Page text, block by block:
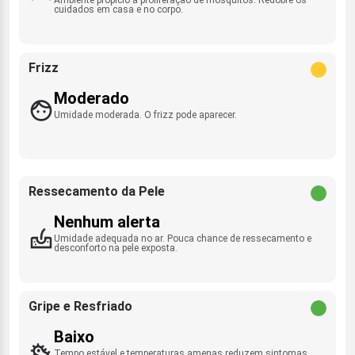
cuidados em casa e no corpo.
Frizz
Moderado
Umidade moderada. O frizz pode aparecer.
Ressecamento da Pele
Nenhum alerta
Umidade adequada no ar. Pouca chance de ressecamento e
desconforto na pele exposta.
Gripe e Resfriado
Baixo